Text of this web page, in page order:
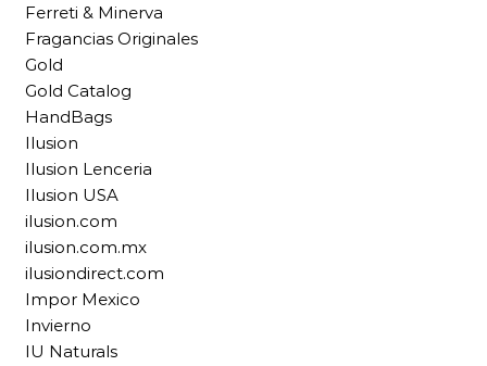
Ferreti & Minerva
Fragancias Originales
Gold
Gold Catalog
HandBags
Ilusion
Ilusion Lenceria
Ilusion USA
ilusion.com
ilusion.com.mx
ilusiondirect.com
Impor Mexico
Invierno
IU Naturals